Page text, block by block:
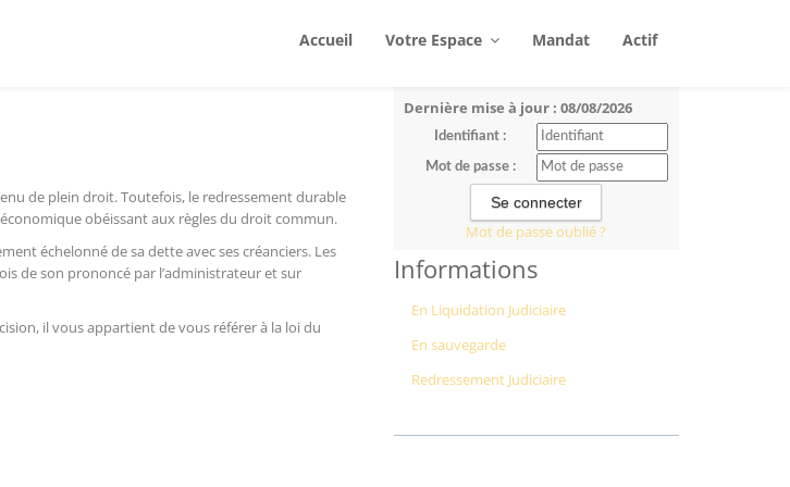
Accueil Votre Espace Mandat Actif
Dernière mise à jour : 08/08/2026
Identifiant :
Mot de passe :
Mot de passe oublié ?
Informations
En Liquidation Judiciaire
En sauvegarde
Redressement Judiciaire
de plein droit. Toutefois, le redressement durable
obéissant aux règles du droit commun.
échelonné de sa dette avec ses créanciers. Les
de son prononcé par l’administrateur et sur
il vous appartient de vous référer à la loi du